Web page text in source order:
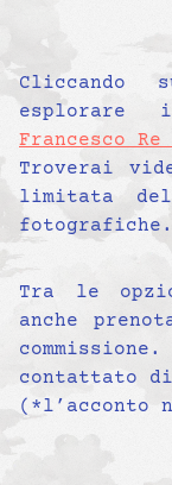
Cliccando
esplorare
Francesco
Troverai
limitata
fotografiche.
Tra le
anche
contattato
(*l’acconto